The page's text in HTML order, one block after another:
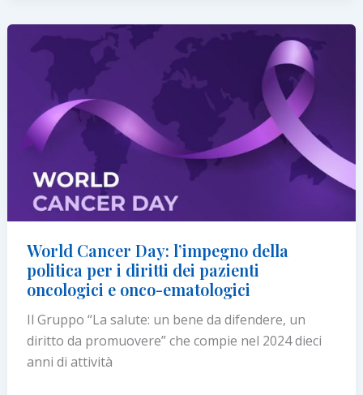
Salute,
Associazioni
pazienti
oncologici
e
onco-
ematologici
insieme
un
impegno
contro
il
cancro
World Cancer Day: l’impegno della
politica per i diritti dei pazienti
oncologici e onco-ematologici
Il Gruppo “La salute: un bene da difendere, un
diritto da promuovere” che compie nel 2024 dieci
anni di attività